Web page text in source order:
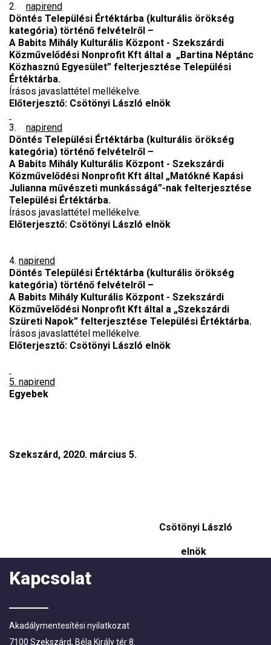
2. napirend
Döntés Települési Értéktárba (kulturális örökség
kategória) történő felvételről –
A Babits Mihály Kulturális Központ - Szekszárdi
Közművelődési Nonprofit Kft által a „Bartina Néptánc
Közhasznú Egyesület” felterjesztése Települési
Értéktárba.
Írásos javaslattétel mellékelve.
Előterjesztő: Csötönyi László elnök
3. napirend
Döntés Települési Értéktárba (kulturális örökség
kategória) történő felvételről –
A Babits Mihály Kulturális Központ - Szekszárdi
Közművelődési Nonprofit Kft által „Matókné Kapási
Julianna művészeti munkásságá”-nak felterjesztése
Települési Értéktárba.
Írásos javaslattétel mellékelve.
Előterjesztő: Csötönyi László elnök
4. napirend
Döntés Települési Értéktárba (kulturális örökség
kategória) történő felvételről –
A Babits Mihály Kulturális Központ - Szekszárdi
Közművelődési Nonprofit Kft által a „Szekszárdi
Szüreti Napok” felterjesztése Települési Értéktárba.
Írásos javaslattétel mellékelve.
Előterjesztő: Csötönyi László elnök
5. napirend
Egyebek
Szekszárd, 2020. március 5.
Csötönyi László
elnök
Kapcsolat
Akadálymentesítési nyilatkozat
7100 Szekszárd, Béla Király tér 8.